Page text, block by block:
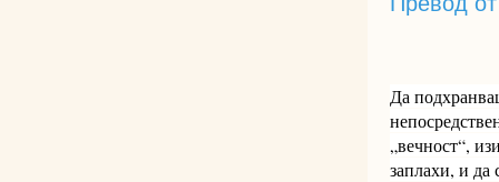
Да
„вечност“,
заплахи, и да